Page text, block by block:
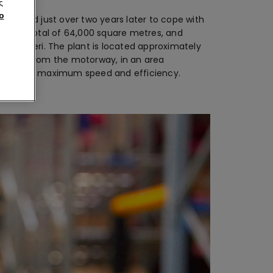
just over two years later to cope with
a total of 64,000 square metres, and
The plant is located approximately
from the motorway, in an area
maximum speed and efficiency.